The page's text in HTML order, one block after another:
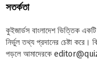
সতর্কতা
কুইজার্ডস বাংলাদেশ ভিত্তিক একটি
নির্ভুল তথ্য প্রদানের চেষ্টা
পড়লে আমাদেরকে